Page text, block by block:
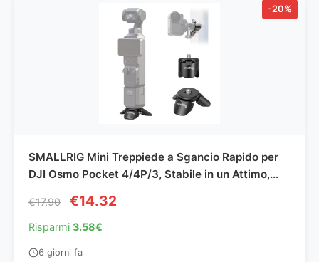
-20%
SMALLRIG Mini Treppiede a Sgancio Rapido per
DJI Osmo Pocket 4/4P/3, Stabile in un Attimo,
Portatile, per Pocket 4P, Action 6/5 Pro, per
GoPro/ Insta360-6083
€17.90 €14.32
Risparmi 3.58€
6 giorni fa